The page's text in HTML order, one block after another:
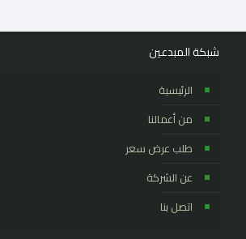
شبكة المبدعين
الرئيسية
من أعمالنا
طلب عرض سعر
عن الشركة
اتصل بنا